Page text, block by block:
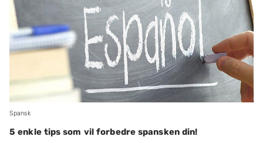
Spansk
5 enkle tips som vil forbedre spansken din!